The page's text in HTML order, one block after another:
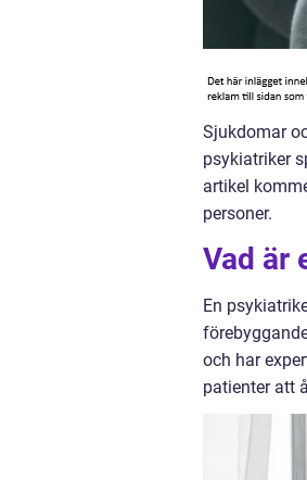
Sjukdomar
psykiatriker
artikel
personer.
Vad är
En
och har
patienter att